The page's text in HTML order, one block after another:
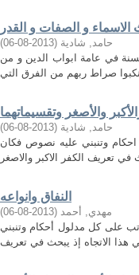
و الصفات و القدر
حامد, شادية (
2013-08-06
)
في عامة ابواب الدين و من
والأصغر وتقسيماتهما
حامد, شادية (
2013-08-06
)
وتنبني عليه نصوص فكان
النفاق وانواعه
مهدي, أحمد (
2013-08-06
)
على كل مدلول أحكام وتنبني